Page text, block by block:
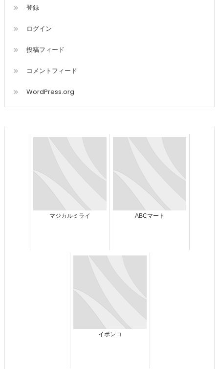
登録
ログイン
投稿フィード
コメントフィード
WordPress.org
マジカルミライ ABCマート
イボンコ